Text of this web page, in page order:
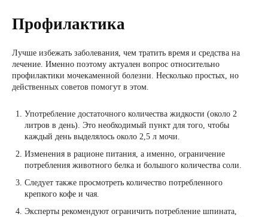
Профилактика
Лучше избежать заболевания, чем тратить время и средства на
лечение. Именно поэтому актуален вопрос относительно
профилактики мочекаменной болезни. Несколько простых, но
действенных советов помогут в этом.
Употребление достаточного количества жидкости (около 2
литров в день). Это необходимый пункт для того, чтобы
каждый день выделялось около 2,5 л мочи.
Изменения в рационе питания, а именно, ограничение
потребления животного белка и большого количества соли.
Следует также просмотреть количество потребленного
крепкого кофе и чая.
Эксперты рекомендуют ограничить потребление шпината,